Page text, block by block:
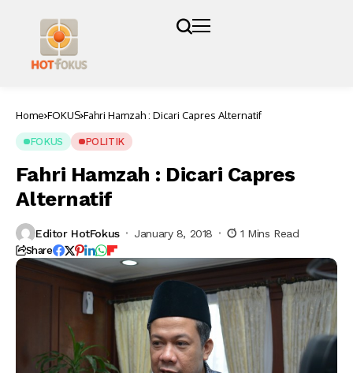
Home FOKUS Fahri Hamzah : Dicari Capres Alternatif
FOKUS POLITIK
Fahri Hamzah : Dicari Capres
Alternatif
Editor HotFokus January 8, 2018 1 Mins Read
Share